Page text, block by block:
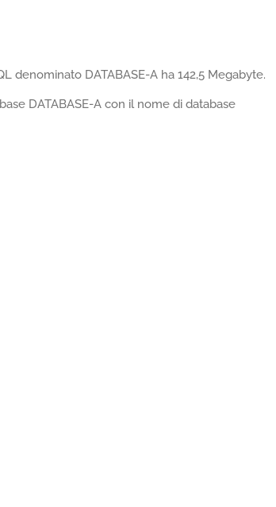
denominato DATABASE-A ha 142,5 Megabyte.
DATABASE-A con il nome di database